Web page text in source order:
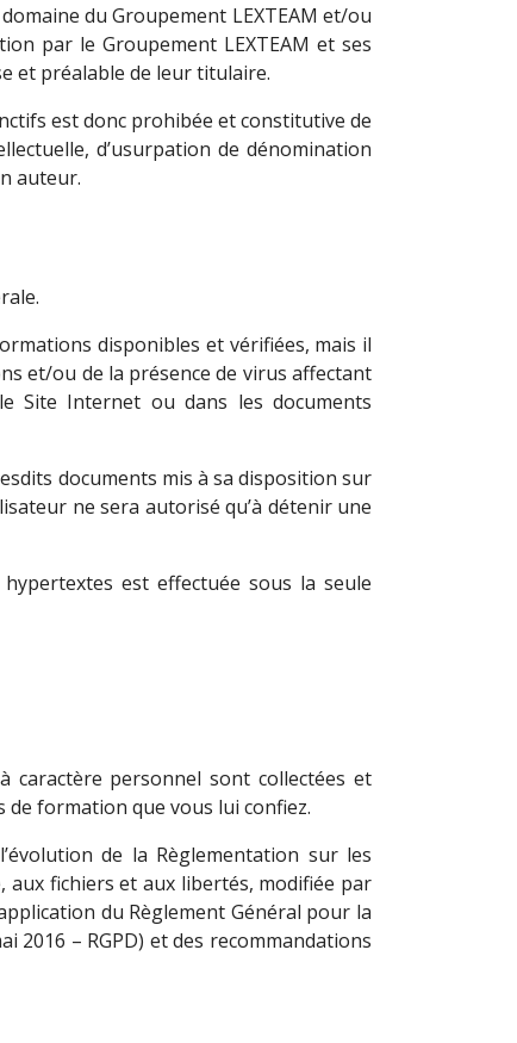
du Groupement LEXTEAM et/ou
par le Groupement LEXTEAM et ses
et préalable de leur titulaire.
est donc prohibée et constitutive de
d’usurpation de dénomination
auteur.
disponibles et vérifiées, mais il
et/ou de la présence de virus affectant
Site Internet ou dans les documents
documents mis à sa disposition sur
ne sera autorisé qu’à détenir une
est effectuée sous la seule
personnel sont collectées et
de formation que vous lui confiez.
de la Règlementation sur les
aux fichiers et aux libertés, modifiée par
du Règlement Général pour la
2016 – RGPD) et des recommandations